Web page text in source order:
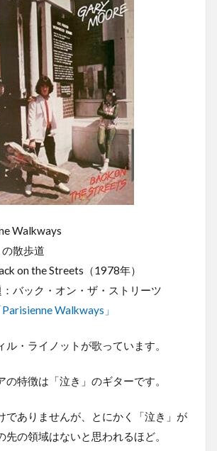
Walkways
散歩道
on the Streets（1978年）
バック・オン・ザ・ストリーツ
Parisienne Walkways」
ル・ライノットが歌っています。
の特徴は「泣き」のギターです。
でありませんが、とにかく「泣き」が
先の領域はないと思われるほど。